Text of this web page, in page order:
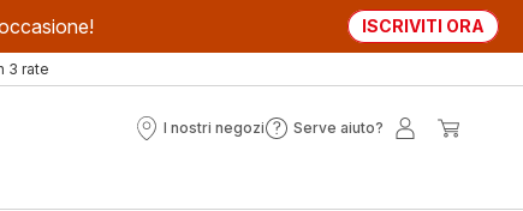
ISCRIVITI ORA
3 rate
I nostri negozi
I
Serve aiuto?
Serve